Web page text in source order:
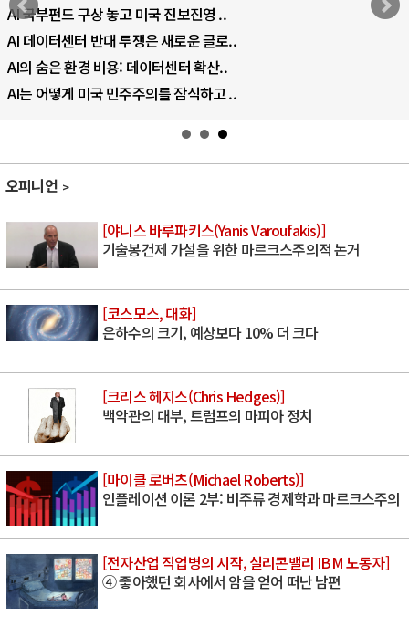
AI 국부펀드 구상 놓고 미국 진보진영 ..
AI 데이터센터 반대 투쟁은 새로운 글로..
AI의 숨은 환경 비용: 데이터센터 확산..
AI는 어떻게 미국 민주주의를 잠식하고 ..
오피니언
[야니스 바루파키스(Yanis Varoufakis)]
기술봉건제 가설을 위한 마르크스주의적 논거
[코스모스, 대화]
은하수의 크기, 예상보다 10% 더 크다
[크리스 헤지스(Chris Hedges)]
백악관의 대부, 트럼프의 마피아 정치
[마이클 로버츠(Michael Roberts)]
인플레이션 이론 2부: 비주류 경제학과 마르크스주의
[전자산업 직업병의 시작, 실리콘밸리 IBM 노동자]
④ 좋아했던 회사에서 암을 얻어 떠난 남편